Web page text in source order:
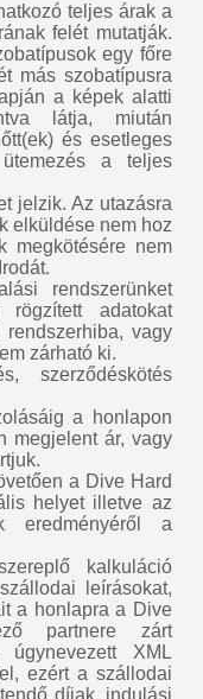
teljes árak a
felét mutatják.
egy főre
más szobatípusra
a képek alatti
látja, miután
és esetleges
a teljes
jelzik. Az utazásra
elküldése nem hoz
megkötésére nem
rendszerünket
adatokat
vagy
zárható ki.
szerződéskötés
a honlapon
megjelent ár, vagy
a Dive Hard
helyet illetve az
eredményéről a
kalkuláció
leírásokat,
a honlapra a Dive
partnere zárt
úgynevezett XML
ezért a szállodai